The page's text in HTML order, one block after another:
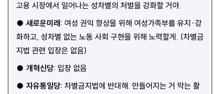
고용 시장에서 일어나는 성차별의 처벌을 강화할 거야.
● 새로운미래 : 여성 권익 향상을 위해 여성가족부를 유지·강
화하고, 성차별 없는 노동 사회 구현을 위해 노력할게. (차별금
지법 관련 입장은 없음)
● 개혁신당: 입장 없음
● 자유통일당: 차별금지법에 반대해. 만들어지는 거 막는 활